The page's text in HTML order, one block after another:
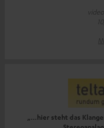
„…hier steht das